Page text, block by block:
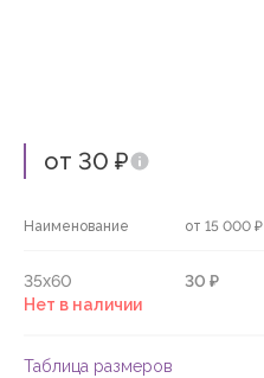
от 30 ₽
Наименование от 15 000 ₽
35х60
30 ₽
Нет в наличии
Таблица размеров